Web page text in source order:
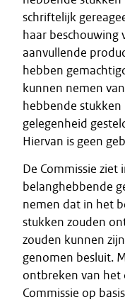
schriftelijk
haar beschouwing
aanvullende
hebben
kunnen nemen
hebbende stukken
gelegenheid
Hiervan is geen
De Commissie ziet
belanghebbende
nemen dat in het
stukken zouden
zouden kunnen
genomen besluit.
ontbreken van het
Commissie op